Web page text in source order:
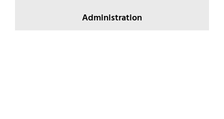
Administration